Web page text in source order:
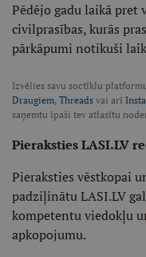
Pēdējo gadu laikā pret
civilprasības, kurās
pārkāpumi notikuši
Izvēlies savu soctīklu
Draugiem, Threads vai arī
saņemtu īpaši tev atlasītu
Pieraksties LASI.LV
Pieraksties vēstkopai
padziļinātu LASI.LV
kompetentu viedokļu
apkopojumu.